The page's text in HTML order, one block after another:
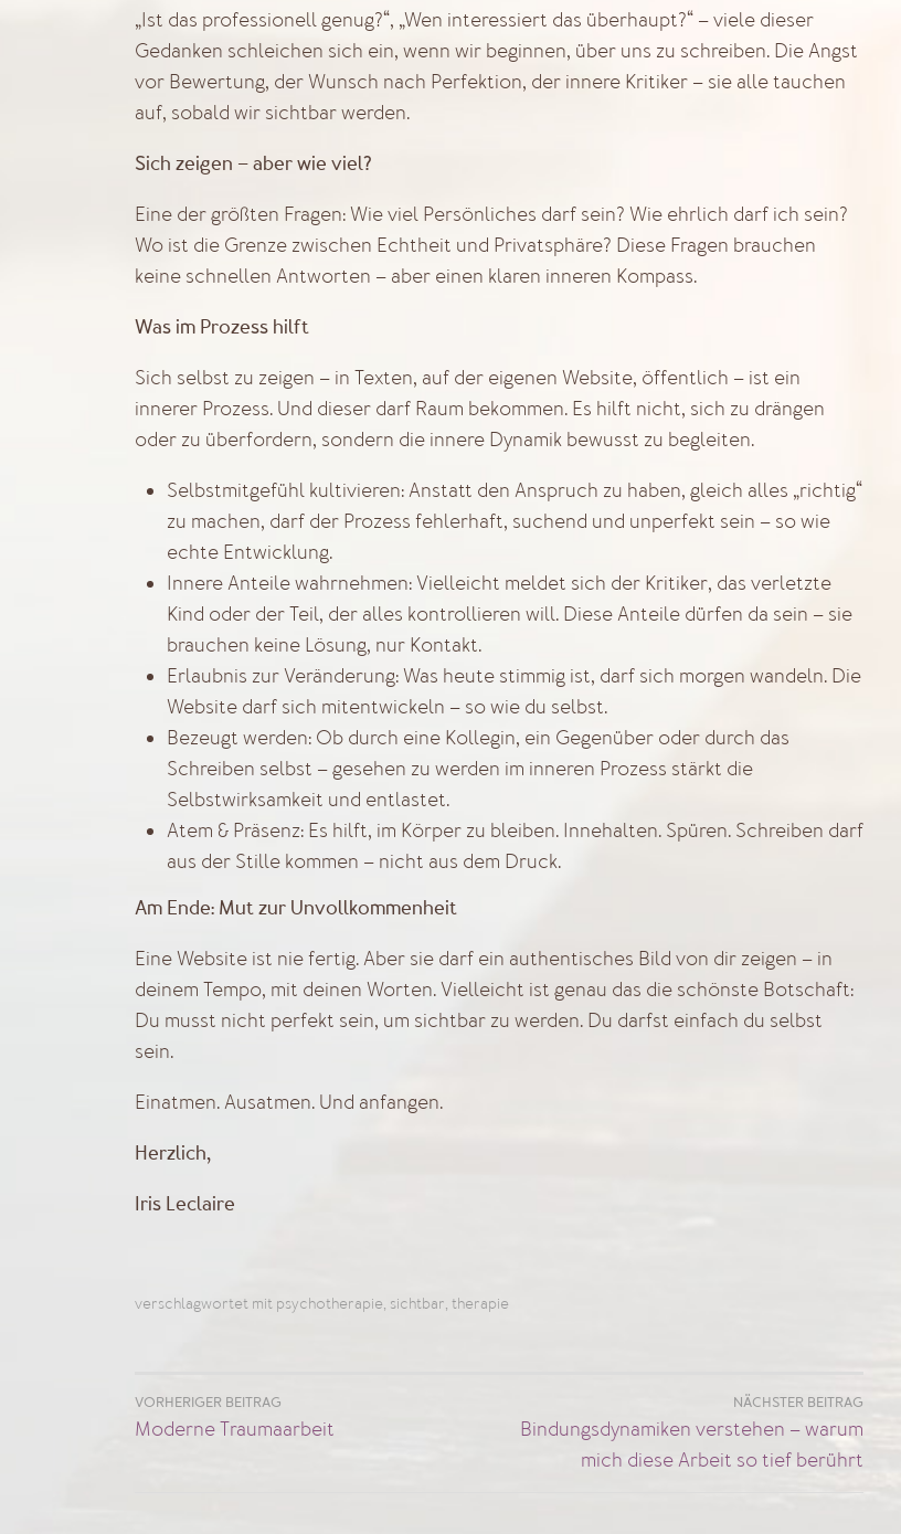
„Ist das professionell genug?“, „Wen interessiert das überhaupt?“ – viele dieser
Gedanken schleichen sich ein, wenn wir beginnen, über uns zu schreiben. Die Angst
vor Bewertung, der Wunsch nach Perfektion, der innere Kritiker – sie alle tauchen
auf, sobald wir sichtbar werden.
Sich zeigen – aber wie viel?
Eine der größten Fragen: Wie viel Persönliches darf sein? Wie ehrlich darf ich sein?
Wo ist die Grenze zwischen Echtheit und Privatsphäre? Diese Fragen brauchen
keine schnellen Antworten – aber einen klaren inneren Kompass.
Was im Prozess hilft
Sich selbst zu zeigen – in Texten, auf der eigenen Website, öffentlich – ist ein
innerer Prozess. Und dieser darf Raum bekommen. Es hilft nicht, sich zu drängen
oder zu überfordern, sondern die innere Dynamik bewusst zu begleiten.
Selbstmitgefühl kultivieren: Anstatt den Anspruch zu haben, gleich alles „richtig“
zu machen, darf der Prozess fehlerhaft, suchend und unperfekt sein – so wie
echte Entwicklung.
Innere Anteile wahrnehmen: Vielleicht meldet sich der Kritiker, das verletzte
Kind oder der Teil, der alles kontrollieren will. Diese Anteile dürfen da sein – sie
brauchen keine Lösung, nur Kontakt.
Erlaubnis zur Veränderung: Was heute stimmig ist, darf sich morgen wandeln. Die
Website darf sich mitentwickeln – so wie du selbst.
Bezeugt werden: Ob durch eine Kollegin, ein Gegenüber oder durch das
Schreiben selbst – gesehen zu werden im inneren Prozess stärkt die
Selbstwirksamkeit und entlastet.
Atem & Präsenz: Es hilft, im Körper zu bleiben. Innehalten. Spüren. Schreiben darf
aus der Stille kommen – nicht aus dem Druck.
Am Ende: Mut zur Unvollkommenheit
Eine Website ist nie fertig. Aber sie darf ein authentisches Bild von dir zeigen – in
deinem Tempo, mit deinen Worten. Vielleicht ist genau das die schönste Botschaft:
Du musst nicht perfekt sein, um sichtbar zu werden. Du darfst einfach du selbst
sein.
Einatmen. Ausatmen. Und anfangen.
Herzlich,
Iris Leclaire
verschlagwortet mit psychotherapie, sichtbar, therapie
Beitragsnavigation
VORHERIGER BEITRAG
Moderne Traumaarbeit
NÄCHSTER BEITRAG
Bindungsdynamiken verstehen – warum
mich diese Arbeit so tief berührt